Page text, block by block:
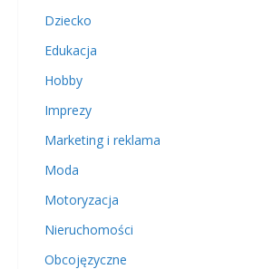
Dziecko
Edukacja
Hobby
Imprezy
Marketing i reklama
Moda
Motoryzacja
Nieruchomości
Obcojęzyczne